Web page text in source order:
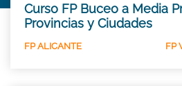
Curso FP Buceo a Media
Provincias y Ciudades
FP ALICANTE FP